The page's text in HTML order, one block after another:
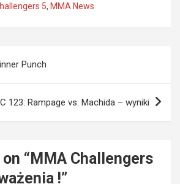
5, MMA News
Punch
123: Rampage vs. Machida – wyniki
“ MMA Challengers
!”